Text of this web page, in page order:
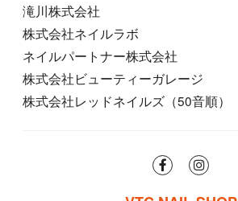
滝川株式会社
株式会社ネイルラボ
ネイルパートナー株式会社
株式会社ビューティーガレージ
株式会社レッドネイルズ（50音順）